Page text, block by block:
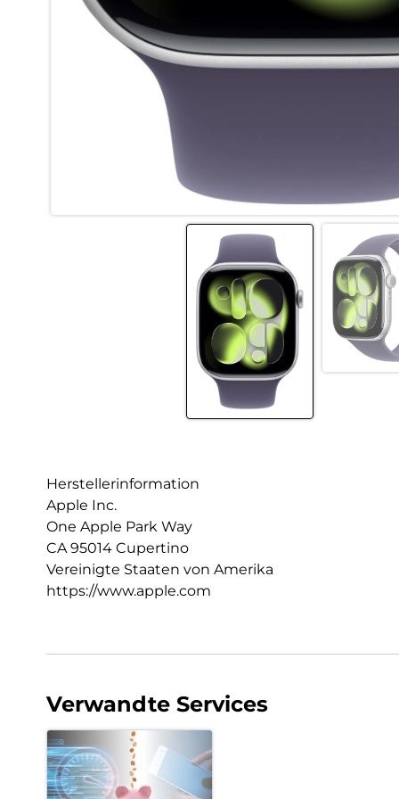
Herstellerinformation
Apple Inc.
One Apple Park Way
CA 95014 Cupertino
Vereinigte Staaten von Amerika
https://www.apple.com
Verwandte Services